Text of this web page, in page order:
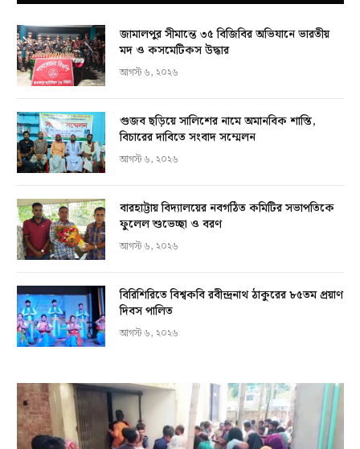
জামালপুর সীমান্তে ৩৫ বিজিবির অভিযানে ভারতীয়
মদ ও কসমেটিকস উদ্ধার
আগস্ট ৬, ২০২৬
গুজব ছড়িয়ে সালিশের নামে অমানবিক শাস্তি,
বিচারের দাবিতে সংবাদ সম্মেলন
আগস্ট ৬, ২০২৬
বারহাট্টায় বিদ্যালয়ের নবগঠিত কমিটির সভাপতিকে
ফুলেল শুভেচ্ছা ও বরণ
আগস্ট ৬, ২০২৬
বিরিশিরিতে বিশ্বকবি রবীন্দ্রনাথ ঠাকুরের ৮৫তম প্রয়াণ
দিবস পালিত
আগস্ট ৬, ২০২৬